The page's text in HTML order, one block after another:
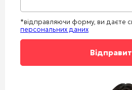
*відправляючи форму, ви даєте
персональних даних